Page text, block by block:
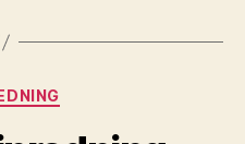
Kategorier